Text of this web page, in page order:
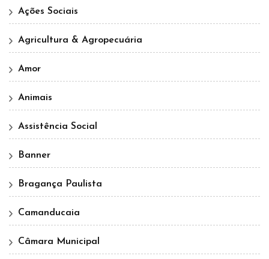
Ações Sociais
Agricultura & Agropecuária
Amor
Animais
Assistência Social
Banner
Bragança Paulista
Camanducaia
Câmara Municipal